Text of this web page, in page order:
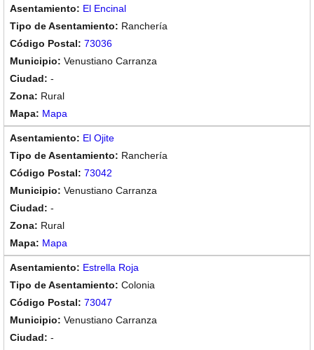
El Encinal
Ranchería
73036
Venustiano Carranza
-
Rural
Mapa
El Ojite
Ranchería
73042
Venustiano Carranza
-
Rural
Mapa
Estrella Roja
Colonia
73047
Venustiano Carranza
-